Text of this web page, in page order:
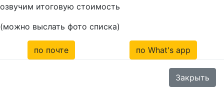
озвучим итоговую стоимость
(можно выслать фото списка)
по почте по What's app
Закрыть